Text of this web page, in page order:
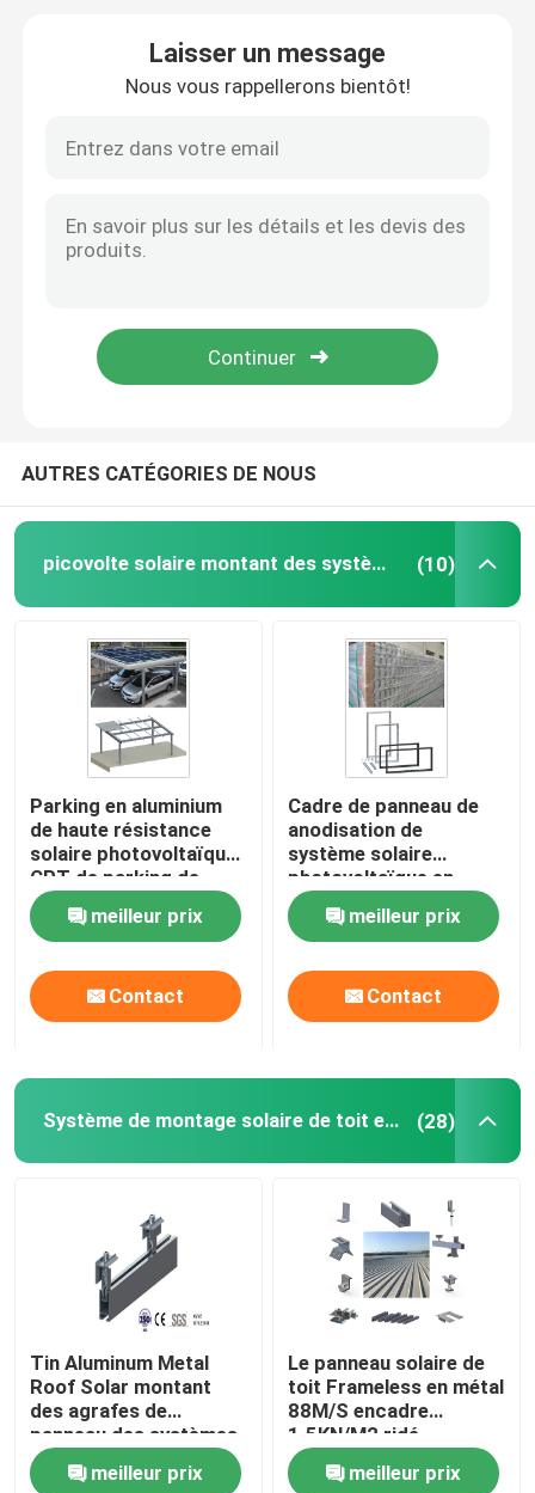
Système de montage solaire de toit en métal
Système de montage solaire de toit de tuile
Système de montage solaire de toit plat
Structure de montage solaire en aluminium
Parking de panneau solaire
Systèmes d'alimentation solaire de télécom
module solaire monocristallin
module solaire polycristallin
Laisser un message
Nous vous rappellerons bientôt!
AUTRES CATÉGORIES DE NOUS
picovolte solaire montant des systèmes (10)
Parking en aluminium
de haute résistance
solaire photovoltaïque
CPT de parking de
systèmes de support
de picovoltemeilleur prix
Contact
Cadre de panneau de
anodisation de
système solaire
photovoltaïque en
aluminium d'étirage
PFA
meilleur prix
Contact
Système de montage solaire de toit en métal (28)
Tin Aluminum Metal
Roof Solar montant
des agrafes de
panneau des systèmes
88M/S
meilleur prix
Le panneau solaire de
toit Frameless en métal
88M/S encadre
1.5KN/M2 ridé
meilleur prix